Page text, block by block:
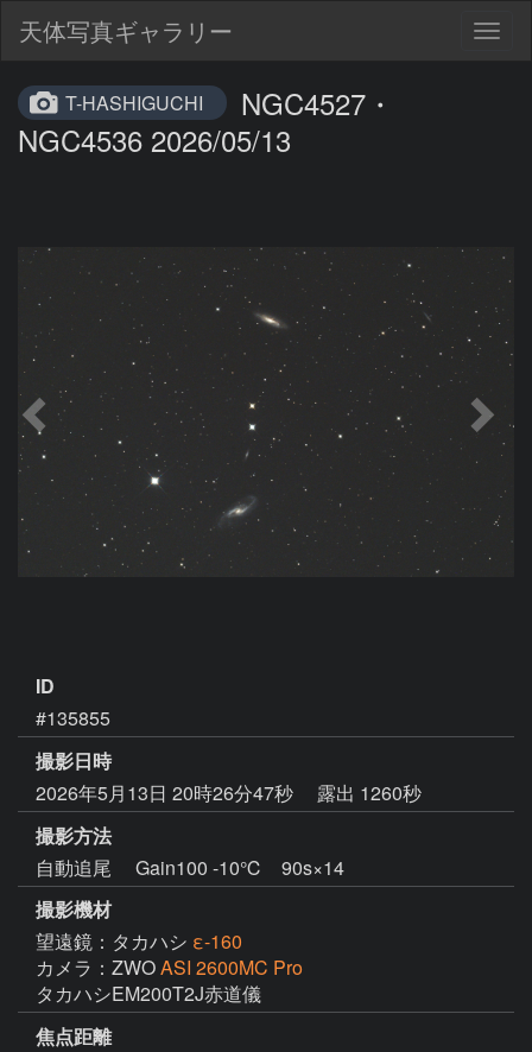
天体写真ギャラリー
T-HASHIGUCHI
NGC4527・
NGC4536 2026/05/13
ID
#135855
撮影日時
2026年5月13日 20時26分47秒
露出 1260秒
撮影方法
自動追尾 Gain100 -10℃ 90s×14
撮影機材
望遠鏡：タカハシ ε-160
カメラ：ZWOASI 2600MC Pro
焦点距離